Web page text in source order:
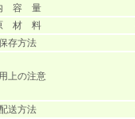
容 量
材 料
存方法
上の注意
配送方法